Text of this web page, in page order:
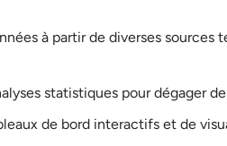
à partir de diverses sources
statistiques pour dégager
de bord interactifs et de